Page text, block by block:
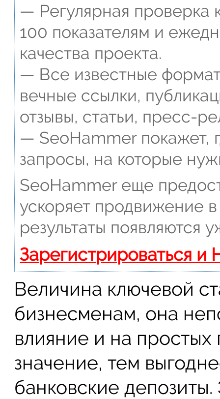
— Регулярная проверка
100 показателям и
качества проекта.
— Все известные
вечные ссылки,
отзывы, статьи, пресс-
— SeoHammer покажет,
запросы, на которые
SeoHammer еще
ускоряет продвижение
результаты появляются
Зарегистрироваться и
Величина ключевой
бизнесменам, она
влияние и на
значение, тем
банковские